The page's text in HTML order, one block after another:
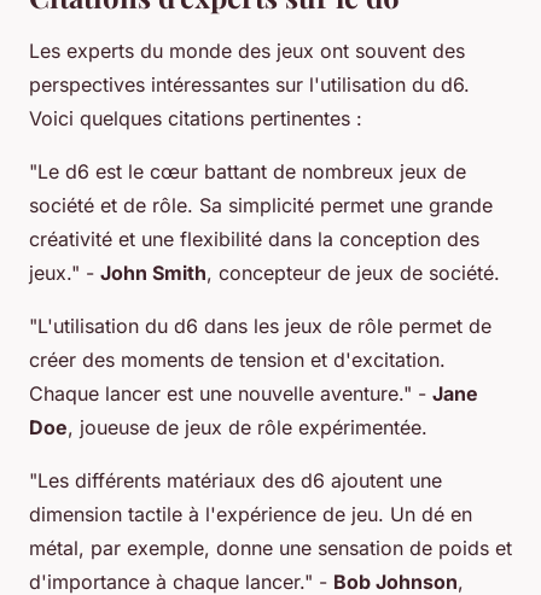
Les experts du monde des jeux ont souvent des
perspectives intéressantes sur l'utilisation du d6.
Voici quelques citations pertinentes :
"Le d6 est le cœur battant de nombreux jeux de
société et de rôle. Sa simplicité permet une grande
créativité et une flexibilité dans la conception des
jeux." - John Smith, concepteur de jeux de société.
"L'utilisation du d6 dans les jeux de rôle permet de
créer des moments de tension et d'excitation.
Chaque lancer est une nouvelle aventure." - Jane
Doe, joueuse de jeux de rôle expérimentée.
"Les différents matériaux des d6 ajoutent une
dimension tactile à l'expérience de jeu. Un dé en
métal, par exemple, donne une sensation de poids et
d'importance à chaque lancer." - Bob Johnson,